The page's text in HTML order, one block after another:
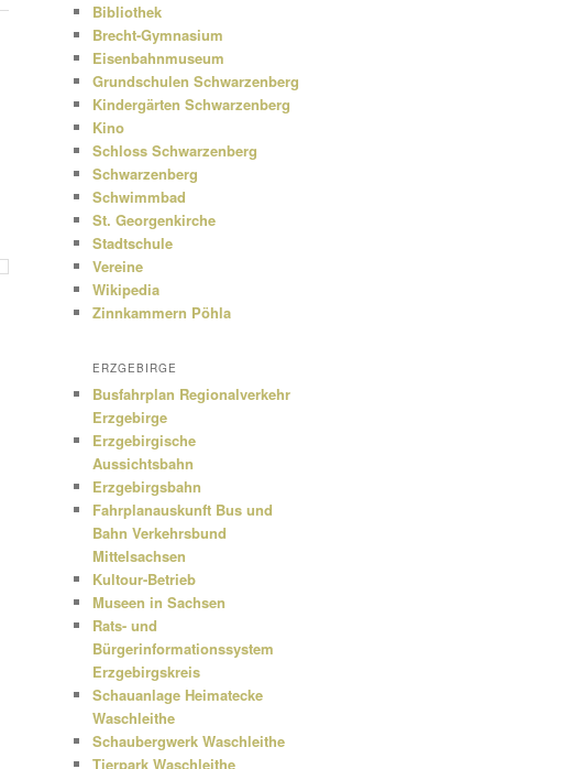
Bibliothek
Brecht-Gymnasium
Eisenbahnmuseum
Grundschulen Schwarzenberg
Kindergärten Schwarzenberg
Kino
Schloss Schwarzenberg
Schwarzenberg
Schwimmbad
St. Georgenkirche
Stadtschule
Vereine
Wikipedia
Zinnkammern Pöhla
ERZGEBIRGE
Busfahrplan Regionalverkehr
Erzgebirge
Erzgebirgische
Aussichtsbahn
Erzgebirgsbahn
Fahrplanauskunft Bus und
Bahn Verkehrsbund
Mittelsachsen
Kultour-Betrieb
Museen in Sachsen
Rats- und
Bürgerinformationssystem
Erzgebirgskreis
Schauanlage Heimatecke
Waschleithe
Schaubergwerk Waschleithe
Tierpark Waschleithe